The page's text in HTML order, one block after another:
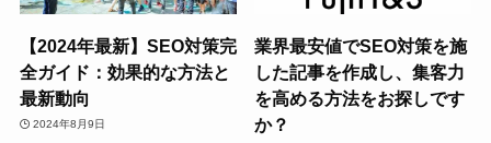
【2024年最新】SEO対策完
全ガイド：効果的な方法と
最新動向
2024年8月9日
業界最安値でSEO対策を施
した記事を作成し、集客力
を高める方法をお探しです
か？